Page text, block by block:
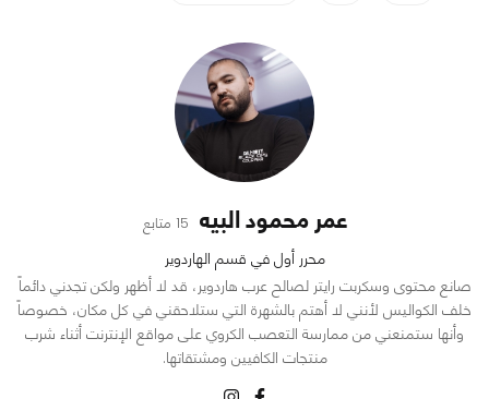
عمر محمود البيه 15 متابع
محرر أول في قسم الهاردوير
صانع محتوى وسكربت رايتر لصالح عرب هاردوير، قد لا أظهر ولكن تجدني دائماً
خلف الكواليس لأنني لا أهتم بالشهرة التي ستلاحقني في كل مكان، خصوصاً
وأنها ستمنعني من ممارسة التعصب الكروي على مواقع الإنترنت أثناء شرب
منتجات الكافيين ومشتقاتها.